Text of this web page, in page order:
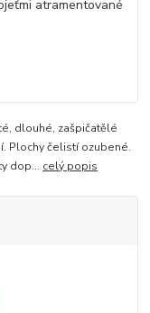
dlouhé, zašpičatělé
Plochy čelistí ozubené.
dop... celý popis